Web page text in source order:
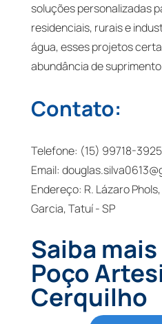
soluções personalizadas
residenciais, rurais e
água, esses projetos
abundância de
Contato:
Telefone: (15) 99718-
Email:
Endereço: R. Lázaro
Garcia, Tatuí - SP
Saiba
Poço
Cerquilho